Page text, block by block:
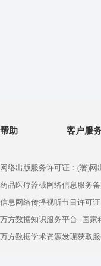
帮助 客户服
网络出版服务许可证：(署)网
药品医疗器械网络信息服务
信息网络传播视听节目许可
万方数据知识服务平台--国家
万方数据学术资源发现获取